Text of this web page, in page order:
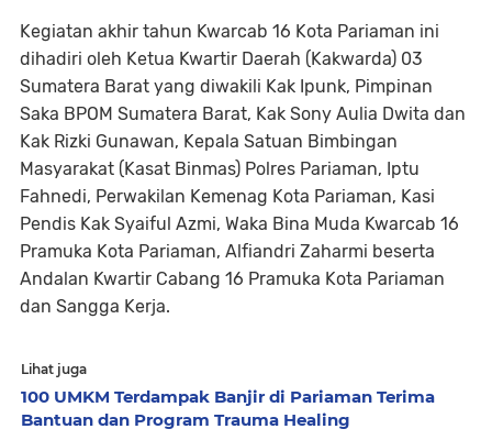
Kegiatan akhir tahun Kwarcab 16 Kota Pariaman ini
dihadiri oleh Ketua Kwartir Daerah (Kakwarda) 03
Sumatera Barat yang diwakili Kak Ipunk, Pimpinan
Saka BPOM Sumatera Barat, Kak Sony Aulia Dwita dan
Kak Rizki Gunawan, Kepala Satuan Bimbingan
Masyarakat (Kasat Binmas) Polres Pariaman, Iptu
Fahnedi, Perwakilan Kemenag Kota Pariaman, Kasi
Pendis Kak Syaiful Azmi, Waka Bina Muda Kwarcab 16
Pramuka Kota Pariaman, Alfiandri Zaharmi beserta
Andalan Kwartir Cabang 16 Pramuka Kota Pariaman
dan Sangga Kerja.
Lihat juga
100 UMKM Terdampak Banjir di Pariaman Terima
Bantuan dan Program Trauma Healing